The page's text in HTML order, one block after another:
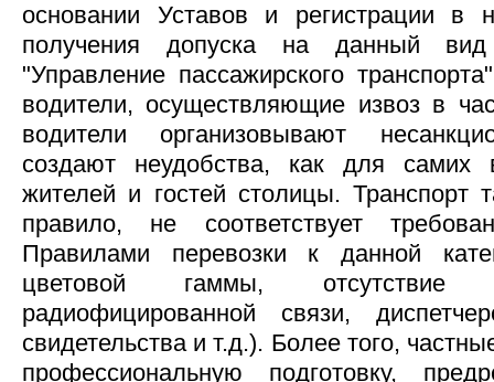
основании Уставов и регистрации в
получения допуска на данный
"Управление пассажирского
водители, осуществляющие извоз в
водители организовывают
создают неудобства, как для самих
жителей и гостей столицы. Транспорт
правило, не соответствует
Правилами перевозки к данной
цветовой гаммы, отсутствие
радиофицированной связи,
свидетельства и т.д.). Более того,
профессиональную подготовку,